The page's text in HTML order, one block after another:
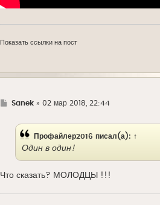
Показать ссылки на пост
ГSanek» 02 мар 2018, 22:44
Профайлер2016 писал(а): ↑
Один в один!
Что сказать? МОЛОДЦЫ !!!